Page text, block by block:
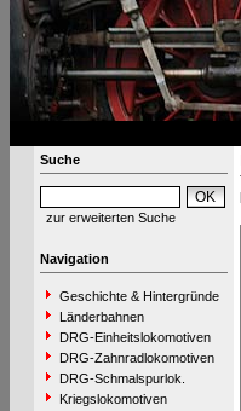
Suche
zur erweiterten Suche
Navigation
Geschichte & Hintergründe
Länderbahnen
DRG-Einheitslokomotiven
DRG-Zahnradlokomotiven
DRG-Schmalspurlok.
Kriegslokomotiven